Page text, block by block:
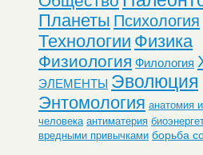
Планеты Психология
Технологии Физика
Физиология Филология
ЭЛЕМЕНТЫ Эволюция
Энтомология анатомия
человека антиматерия
вредными привычками борьба